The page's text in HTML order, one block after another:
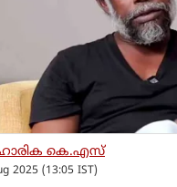
കെ.എസ്
2025 (13:05 IST)